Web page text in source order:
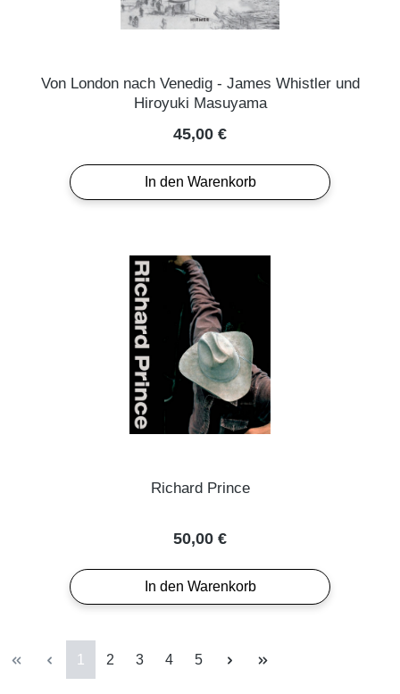
Von London nach Venedig - James Whistler und
Hiroyuki Masuyama
Regulärer Preis:
45,00 €
In den Warenkorb
Richard Prince
Regulärer Preis:
50,00 €
In den Warenkorb
Seite
1 Seite
2 Seite
3 Seite
4 Seite
5